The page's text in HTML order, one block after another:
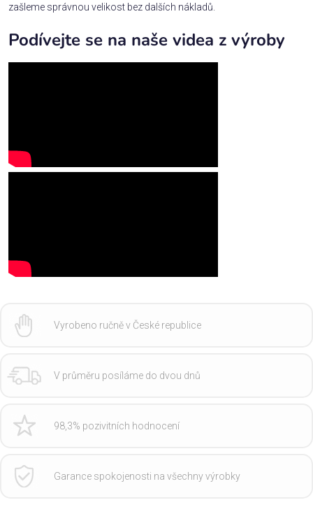
zašleme správnou velikost bez dalších nákladů.
Podívejte se na naše videa z výroby
Vyrobeno ručně v České republice
V průměru posíláme do dvou dnů
98,3% pozivitních hodnocení
Garance spokojenosti na všechny výrobky